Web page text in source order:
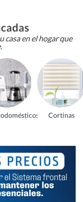
casa en el hogar que
Cortinas